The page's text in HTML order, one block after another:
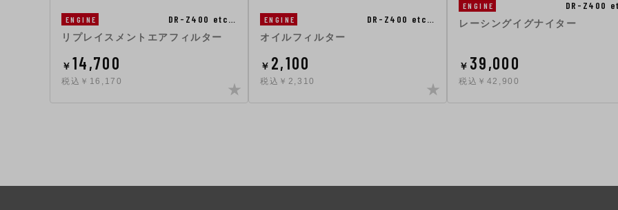
ENGINE DR-Z400 etc…
リプレイスメントエアフィルター
￥ 14,700
税込￥16,170
ENGINE DR-Z400 etc…
オイルフィルター
￥ 2,100
税込￥2,310
ENGINE DR-Z400
レーシングイグナイター
￥ 39,000
税込￥42,900